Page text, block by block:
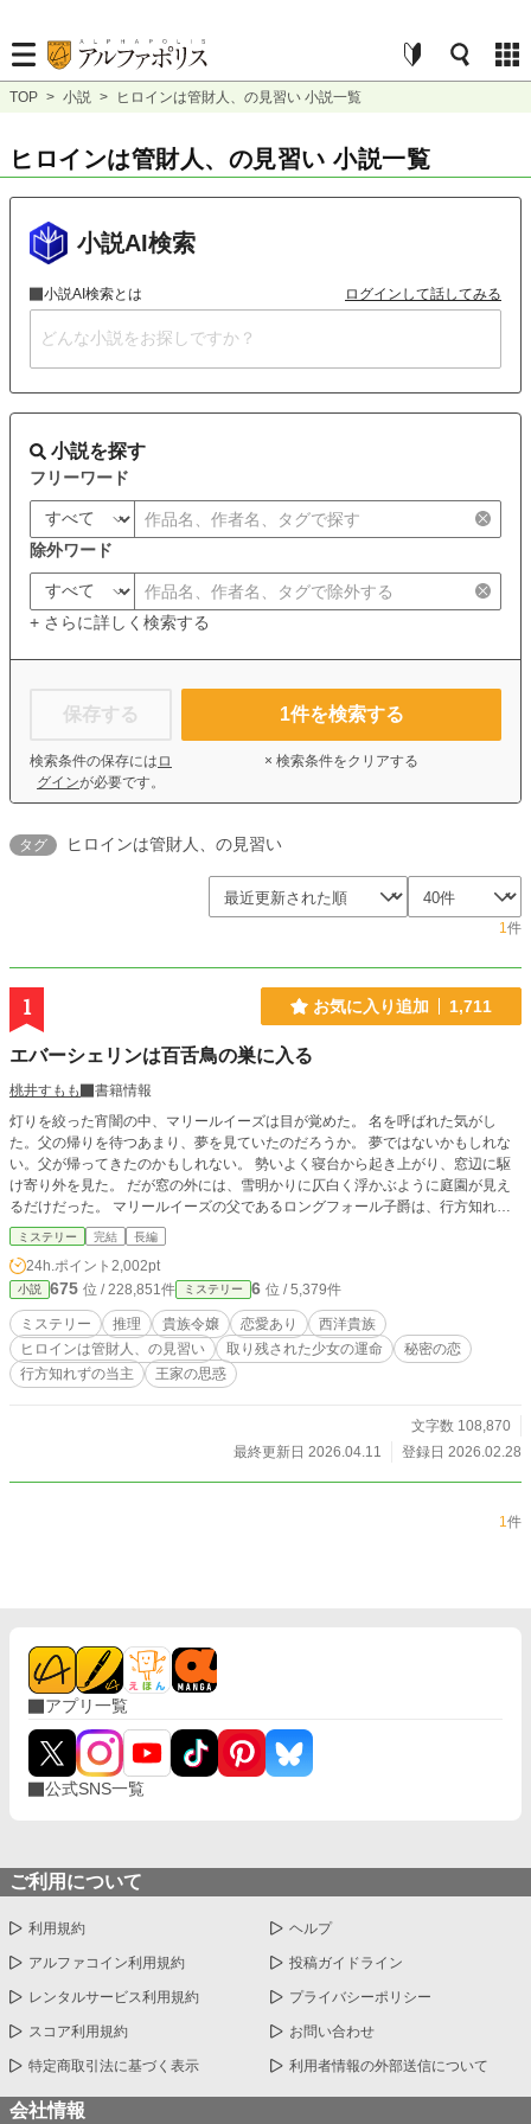
TOP > 小説 > ヒロインは管財人、の見習い 小説一覧
ヒロインは管財人、の見習い 小説一覧
小説AI検索
小説AI検索とは ログインして話してみる
小説を探す
フリーワード
除外ワード
+ さらに詳しく検索する
保存する
検索条件の保存には ロ
グインが必要です。
1件を検索する
× 検索条件をクリアする
タグ ヒロインは管財人、の見習い
1件
1 お気に入り追加 1,711
エバーシェリンは百舌鳥の巣に入る
桃井すもも
書籍情報
灯りを絞った宵闇の中、マリールイーズは目が覚めた。 名を呼ばれた気がし
た。父の帰りを待つあまり、夢を見ていたのだろうか。 夢ではないかもしれな
い。父が帰ってきたのかもしれない。 勢いよく寝台から起き上がり、窓辺に駆
け寄り外を見た。 だが窓の外には、雪明かりに仄白く浮かぶように庭園が見え
るだけだった。 マリールイーズの父であるロングフォール子爵は、行方知れず
となっていた。 子爵家には死の気配が付き纏う。口さがない人々からは『死人
（しびと）の家』と噂されている。 マリールイーズは、そんな死の気配に覆わ
れた家にとり残された令嬢だった。 早春のある日、子爵家を一人の若き貴婦人
が訪れた。 「私はエバーシェリンと申します。ラグウッドより定められた管財
人、の見習いですわ」 エバーシェリンはこうして、『死人の家』ロングフォー
ル子爵家へ足を踏み入れた。 当主が行方知れずとなった子爵家で、マリールイ
ーズを巡る人々と向き合うこととなる。 短編『ただ、貴方の瞳に映りたくて』
をサイドストーリーとしてお楽しみいただけます。 ❇こちらの作品は、カクヨ
し訳ございません。公開後に修正が入ります。間を置いてご笑覧下さいませ。
❇登場人物のお名前が他作品とダダ被りする場合がございます。皆様別人でござ
います。 ❇100%妄想の産物です。妄想なので史実とは異なっております。
ミステリー 完結 長編
24h.ポイント 2,002pt
小説 675 位 / 228,851件 ミステリー 6 位 / 5,379件
ミステリー 推理 貴族令嬢 恋愛あり
西洋貴族
ヒロインは管財人、の見習い
取り残された少女の運命
秘密の恋
行方知れずの当主
王家の思惑
文字数 108,870
最終更新日 2026.04.11
登録日 2026.02.28
1件
アプリ一覧
公式SNS一覧
ご利用について
利用規約 ヘルプ
アルファコイン利用規約 投稿ガイドライン
レンタルサービス利用規約 プライバシーポリシー
スコア利用規約 お問い合わせ
特定商取引法に基づく表示 利用者情報の外部送信について
会社情報